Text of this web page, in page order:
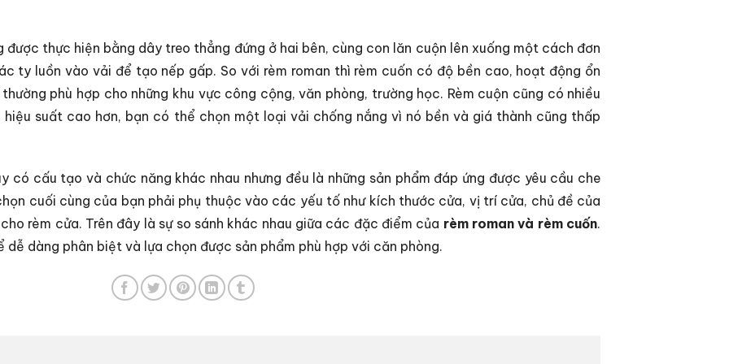
thực hiện bằng dây treo thẳng đứng ở hai bên, cùng con lăn cuộn lên xuống một cách đơn
ty luồn vào vải để tạo nếp gấp. So với rèm roman thì rèm cuốn có độ bền cao, hoạt động ổn
phù hợp cho những khu vực công cộng, văn phòng, trường học. Rèm cuộn cũng có nhiều
suất cao hơn, bạn có thể chọn một loại vải chống nắng vì nó bền và giá thành cũng thấp
có cấu tạo và chức năng khác nhau nhưng đều là những sản phẩm đáp ứng được yêu cầu che
cuối cùng của bạn phải phụ thuộc vào các yếu tố như kích thước cửa, vị trí cửa, chủ đề của
rèm cửa. Trên đây là sự so sánh khác nhau giữa các đặc điểm của rèm roman và rèm cuốn.
dàng phân biệt và lựa chọn được sản phẩm phù hợp với căn phòng.